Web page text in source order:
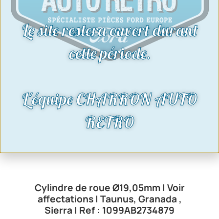
Cylindre de roue Ø19,05mm | Voir
affectations | Taunus, Granada ,
Sierra | Ref : 1099AB2734879
Le site restera ouvert durant
cette période.
L'équipe CHARRON AUTO
RETRO